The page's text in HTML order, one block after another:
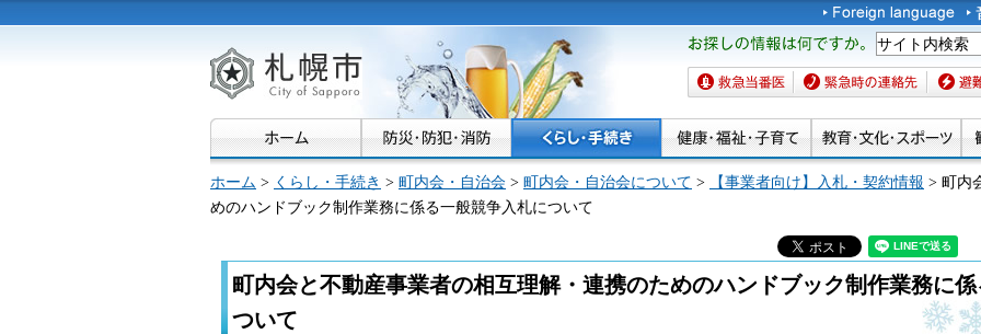
札幌市
お探しの情報は何です
か。
救急当番医 緊急時の連絡先 避難場
ホーム > くらし・手続き > 町内会・自治会 > 町内会・自治会について > 【事業者向け】入札・契約情報 > 町内
めのハンドブック制作業務に係る一般競争入札について
町内会と不動産事業者の相互理解・連携のためのハンドブック制作業務に
ついて